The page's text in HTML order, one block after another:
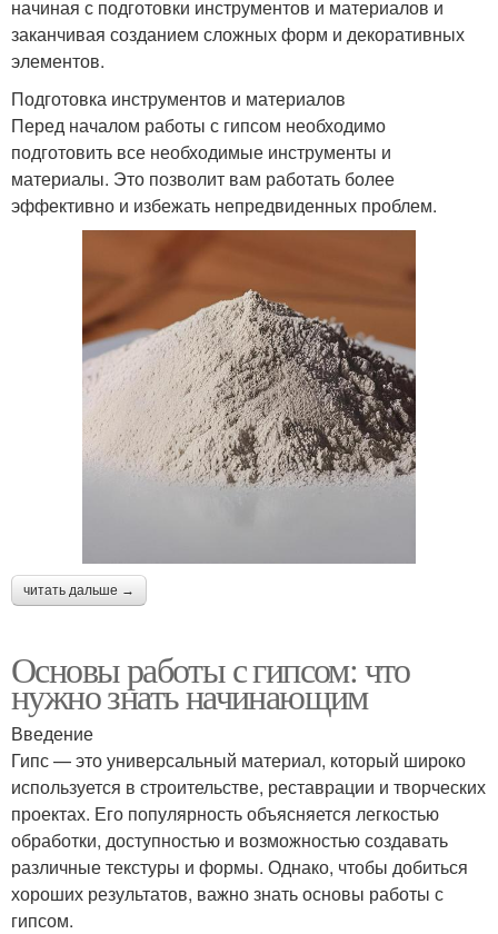
начиная с подготовки инструментов и материалов и
заканчивая созданием сложных форм и декоративных
элементов.
Подготовка инструментов и материалов
Перед началом работы с гипсом необходимо
подготовить все необходимые инструменты и
материалы. Это позволит вам работать более
эффективно и избежать непредвиденных проблем.
читать дальше →
Основы работы с гипсом: что
нужно знать начинающим
Введение
Гипс — это универсальный материал, который широко
используется в строительстве, реставрации и творческих
проектах. Его популярность объясняется легкостью
обработки, доступностью и возможностью создавать
различные текстуры и формы. Однако, чтобы добиться
хороших результатов, важно знать основы работы с
гипсом.